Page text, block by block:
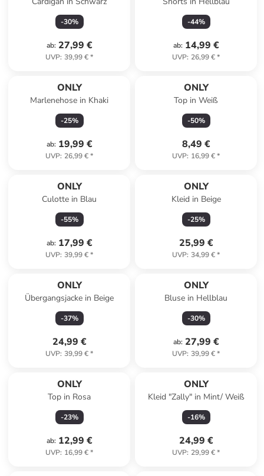
-30%
ab: 27,99 €
UVP: 39,99 €*
-44%
ab: 14,99 €
UVP: 26,99 €*
ONLY
Marlenehose in Khaki
-25%
ab: 19,99 €
UVP: 26,99 €*
ONLY
Top in Weiß
-50%
8,49 €
UVP: 16,99 €*
ONLY
Culotte in Blau
-55%
ab: 17,99 €
UVP: 39,99 €*
ONLY
Kleid in Beige
-25%
25,99 €
UVP: 34,99 €*
ONLY
Übergangsjacke in Beige
-37%
24,99 €
UVP: 39,99 €*
ONLY
Bluse in Hellblau
-30%
ab: 27,99 €
UVP: 39,99 €*
ONLY
Top in Rosa
-23%
ab: 12,99 €
UVP: 16,99 €*
ONLY
Kleid "Zally" in Mint/ Weiß
-16%
24,99 €
UVP: 29,99 €*